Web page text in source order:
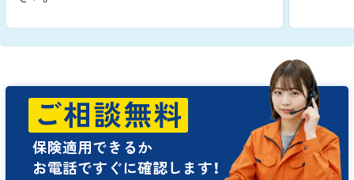
ご相談無料
保険適用できるか
お電話ですぐに確認します！